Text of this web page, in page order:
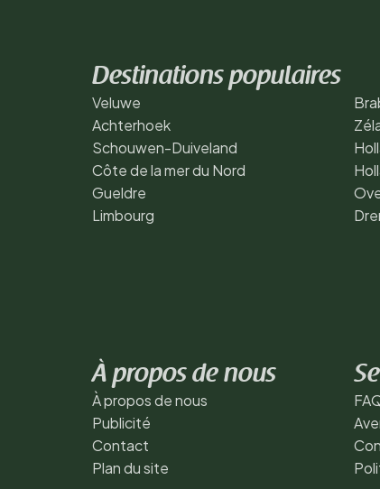
Destinations populaires
Veluwe
Achterhoek
Schouwen-Duiveland
Côte de la mer du Nord
Gueldre
Limbourg
À propos de nous
À propos de nous
Publicité
Contact
Plan du site